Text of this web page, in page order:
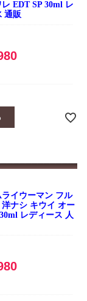
EDT SP 30ml レ
通販
イウーマン フル
ナシ キウイ オー
レディース 人